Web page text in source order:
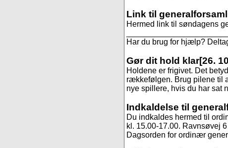
Link til
Hermed link til søndagens
Har du brug for hjælp?
Gør dit hold klar[26.
Holdene er frigivet. Det
rækkefølgen. Brug pilene til
nye spillere, hvis du har sat
Indkaldelse til
Du indkaldes hermed til
kl. 15.00-17.00. Ravnsøvej
Dagsorden for ordinær